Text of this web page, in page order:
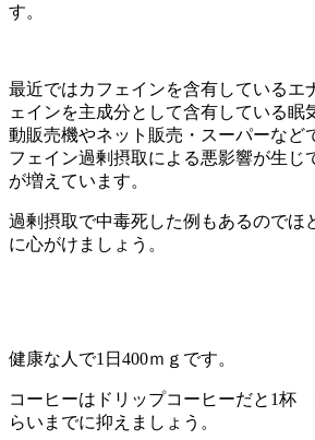
す。
最近ではカフェインを含有しているエ
ェインを主成分として含有している眠
動販売機やネット販売・スーパーなど
フェイン過剰摂取による悪影響が生じ
が増えています。
過剰摂取で中毒死した例もあるのでほ
に心がけましょう。
健康な人で1日400ｍｇです。
コーヒーはドリップコーヒーだと1杯
らいまでに抑えましょう。